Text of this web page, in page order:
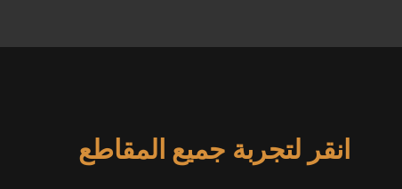
انقر لتجربة جميع المقاطع